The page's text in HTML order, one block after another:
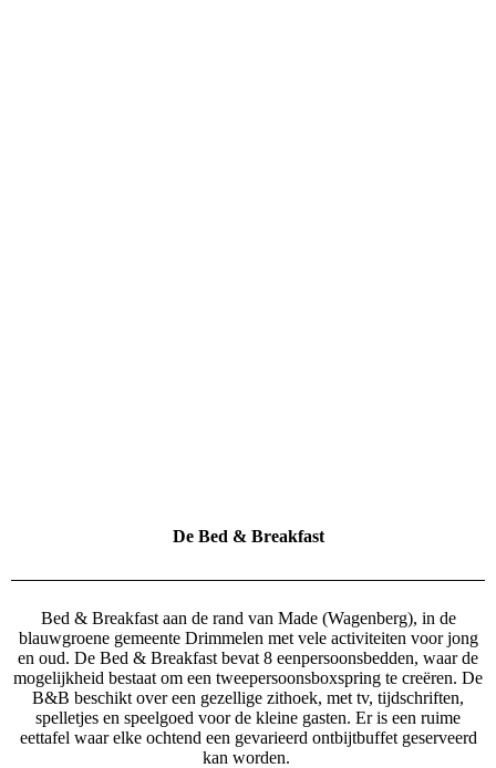
De Bed & Breakfast
Bed & Breakfast aan de rand van Made (Wagenberg), in de
blauwgroene gemeente Drimmelen met vele activiteiten voor jong
en oud. De Bed & Breakfast bevat 8 eenpersoonsbedden, waar de
mogelijkheid bestaat om een tweepersoonsboxspring te creëren. De
B&B beschikt over een gezellige zithoek, met tv, tijdschriften,
spelletjes en speelgoed voor de kleine gasten. Er is een ruime
eettafel waar elke ochtend een gevarieerd ontbijtbuffet geserveerd
kan worden.